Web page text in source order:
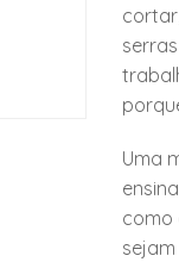
Uma
como